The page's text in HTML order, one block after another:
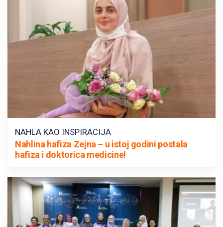
NAHLA KAO INSPIRACIJA
Nahlina hafiza Zejna – u istoj godini postala
hafiza i doktorica medicine!